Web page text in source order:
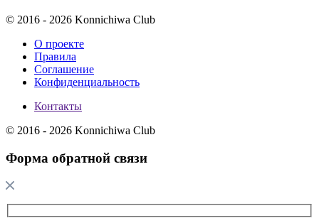
© 2016 - 2026 Konnichiwa Club
О проекте
Правила
Соглашение
Конфиденциальность
Контакты
© 2016 - 2026 Konnichiwa Club
Форма обратной связи